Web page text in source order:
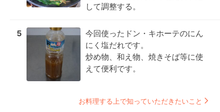
して調整する。
5
今回使ったドン・キホーテのにん
にく塩だれです。
炒め物、和え物、焼きそば等に使
えて便利です。
お料理する上で知っていただきたいこと